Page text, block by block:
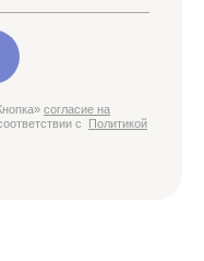
согласие на
с Политикой